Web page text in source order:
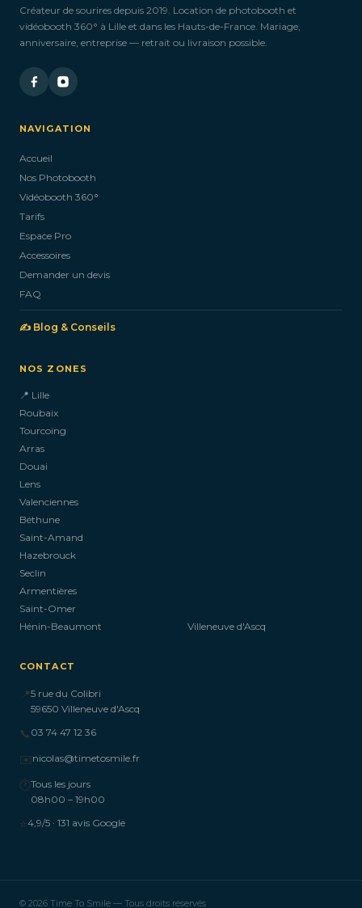
Créateur de sourires depuis 2019. Location de photobooth et
vidéobooth 360° à Lille et dans les Hauts-de-France. Mariage,
anniversaire, entreprise — retrait ou livraison possible.
NAVIGATION
Accueil
Nos Photobooth
Vidéobooth 360°
Tarifs
Espace Pro
Accessoires
Demander un devis
FAQ
✍️ Blog & Conseils
NOS ZONES
📍 Lille
Roubaix
Tourcoing
Arras
Douai
Lens
Valenciennes
Béthune
Saint-Amand
Hazebrouck
Seclin
Armentières
Saint-Omer
Hénin-Beaumont
Villeneuve d'Ascq
CONTACT
📍5 rue du Colibri
59650 Villeneuve d'Ascq
📞 03 74 47 12 36
✉️nicolas@timetosmile.fr
🕐Tous les jours
08h00 – 19h00
⭐4,9/5 · 131 avis Google
© 2026 Time To Smile — Tous droits réservés